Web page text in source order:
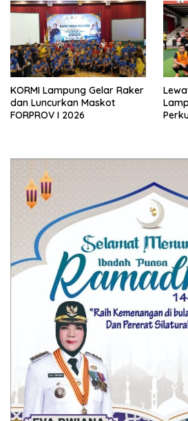
KORMI Lampung Gelar Raker
dan Luncurkan Maskot
FORPROV I 2026